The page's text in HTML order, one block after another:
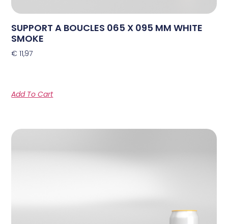
SUPPORT A BOUCLES 065 X 095 MM WHITE
SMOKE
€ 11,97
Add To Cart